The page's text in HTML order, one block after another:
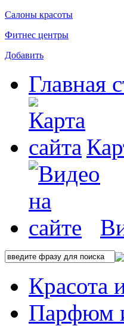
Салоны красоты
Фитнес центры
Добавить
Главная
Красота
Парфюм